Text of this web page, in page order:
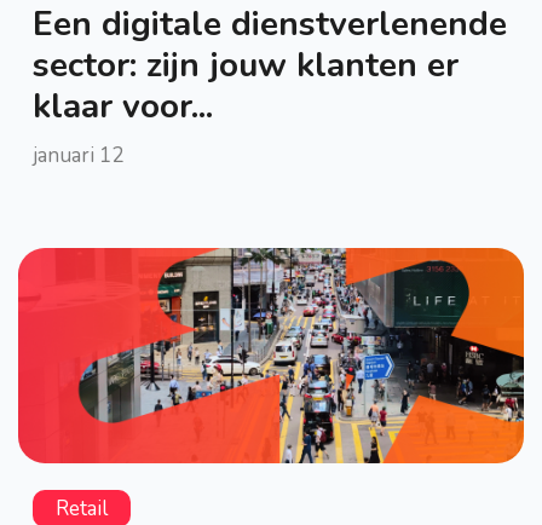
Een digitale dienstverlenende
sector: zijn jouw klanten er
klaar voor...
januari 12
Retail